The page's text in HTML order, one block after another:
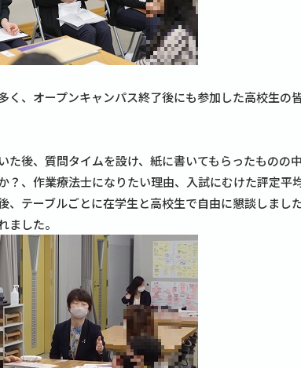
く、オープンキャンパス終了後にも参加した高校生の
た後、質問タイムを設け、紙に書いてもらったもの
？、作業療法士になりたい理由、入試にむけた評定
、テーブルごとに在学生と高校生で自由に懇談しま
ました。